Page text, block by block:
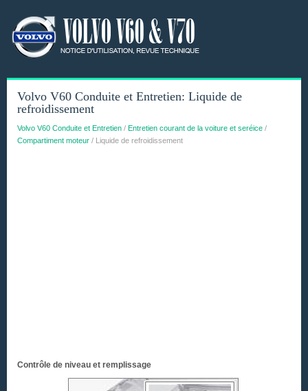
Volvo V60 Conduite et Entretien: Liquide de
refroidissement
Volvo V60 Conduite et Entretien / Entretien courant de la voiture et seréice /
Compartiment moteur / Liquide de refroidissement
Contrôle de niveau et remplissage